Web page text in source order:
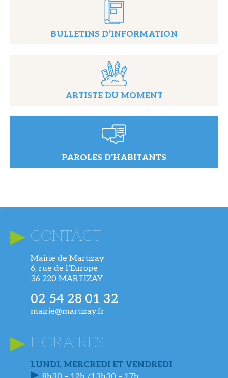
BULLETINS D’INFORMATION
ARTISTE DU MOMENT
PAROLES D'HABITANTS
CONTACT
Mairie de Martizay
6, rue de l’Europe
36 220 MARTIZAY
02 54 28 01 32
mairie@martizay.fr
HORAIRES
LUNDI, MERCREDI ET VENDREDI